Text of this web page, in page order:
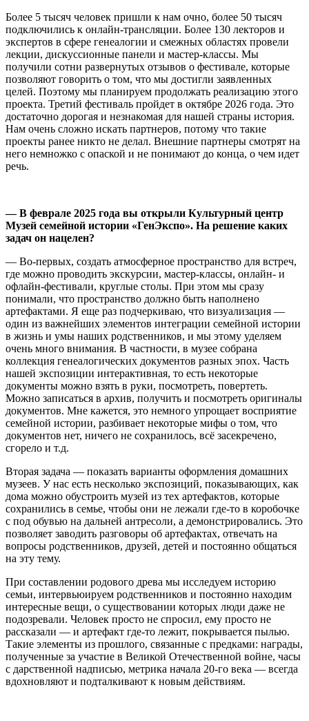
Более 5 тысяч человек пришли к нам очно, более 50 тысяч
подключились к онлайн-трансляции. Более 130 лекторов и
экспертов в сфере генеалогии и смежных областях провели
лекции, дискуссионные панели и мастер-классы. Мы
получили сотни развернутых отзывов о фестивале, которые
позволяют говорить о том, что мы достигли заявленных
целей. Поэтому мы планируем продолжать реализацию этого
проекта. Третий фестиваль пройдет в октябре 2026 года. Это
достаточно дорогая и незнакомая для нашей страны история.
Нам очень сложно искать партнеров, потому что такие
проекты ранее никто не делал. Внешние партнеры смотрят на
него немножко с опаской и не понимают до конца, о чем идет
речь.
— В феврале 2025 года вы открыли Культурный центр
Музей семейной истории «ГенЭкспо». На решение каких
задач он нацелен?
— Во-первых, создать атмосферное пространство для встреч,
где можно проводить экскурсии, мастер-классы, онлайн- и
офлайн-фестивали, круглые столы. При этом мы сразу
понимали, что пространство должно быть наполнено
артефактами. Я еще раз подчеркиваю, что визуализация —
один из важнейших элементов интеграции семейной истории
в жизнь и умы наших родственников, и мы этому уделяем
очень много внимания. В частности, в музее собрана
коллекция генеалогических документов разных эпох. Часть
нашей экспозиции интерактивная, то есть некоторые
документы можно взять в руки, посмотреть, повертеть.
Можно записаться в архив, получить и посмотреть оригиналы
документов. Мне кажется, это немного упрощает восприятие
семейной истории, разбивает некоторые мифы о том, что
документов нет, ничего не сохранилось, всё засекречено,
сгорело и т.д.
Вторая задача — показать варианты оформления домашних
музеев. У нас есть несколько экспозиций, показывающих, как
дома можно обустроить музей из тех артефактов, которые
сохранились в семье, чтобы они не лежали где-то в коробочке
с под обувью на дальней антресоли, а демонстрировались. Это
позволяет заводить разговоры об артефактах, отвечать на
вопросы родственников, друзей, детей и постоянно общаться
на эту тему.
При составлении родового древа мы исследуем историю
семьи, интервьюируем родственников и постоянно находим
интересные вещи, о существовании которых люди даже не
подозревали. Человек просто не спросил, ему просто не
рассказали — и артефакт где-то лежит, покрывается пылью.
Такие элементы из прошлого, связанные с предками: награды,
полученные за участие в Великой Отечественной войне, часы
с дарственной надписью, метрика начала 20-го века — всегда
вдохновляют и подталкивают к новым действиям.